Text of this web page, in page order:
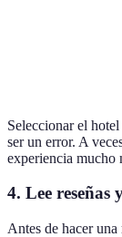
Seleccionar el
ser un error. A
experiencia mucho
4. Lee reseñas
Antes de hacer